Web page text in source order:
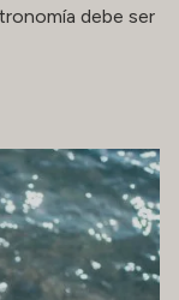
debe ser